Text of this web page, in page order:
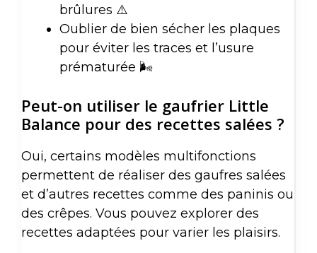
brûlures ⚠️
Oublier de bien sécher les plaques
pour éviter les traces et l’usure
prématurée 🌬️
Peut-on utiliser le gaufrier Little
Balance pour des recettes salées ?
Oui, certains modèles multifonctions
permettent de réaliser des gaufres salées
et d’autres recettes comme des paninis ou
des crêpes. Vous pouvez explorer des
recettes adaptées pour varier les plaisirs.